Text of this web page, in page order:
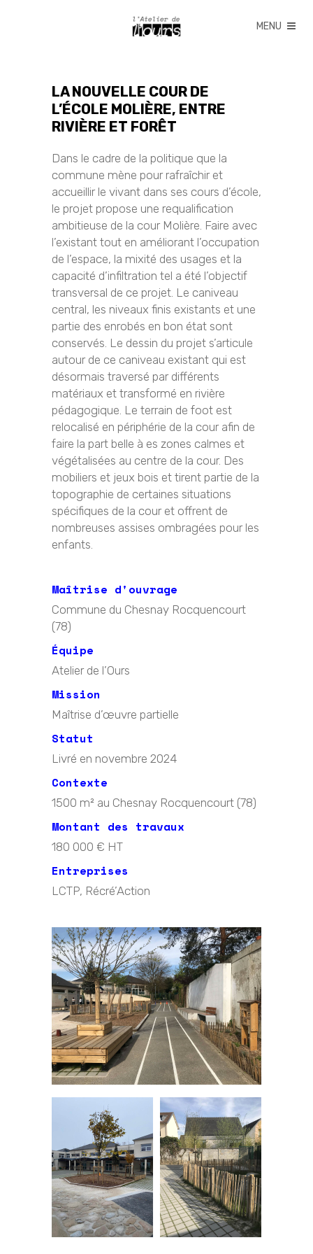
LA NOUVELLE COUR DE
L’ÉCOLE MOLIÈRE, ENTRE
RIVIÈRE ET FORÊT
Dans le cadre de la politique que la
commune mène pour rafraîchir et
accueillir le vivant dans ses cours d’école,
le projet propose une requalification
ambitieuse de la cour Molière. Faire avec
l’existant tout en améliorant l’occupation
de l’espace, la mixité des usages et la
capacité d’infiltration tel a été l’objectif
transversal de ce projet. Le caniveau
central, les niveaux finis existants et une
partie des enrobés en bon état sont
conservés. Le dessin du projet s’articule
autour de ce caniveau existant qui est
désormais traversé par différents
matériaux et transformé en rivière
pédagogique. Le terrain de foot est
relocalisé en périphérie de la cour afin de
faire la part belle à es zones calmes et
végétalisées au centre de la cour. Des
mobiliers et jeux bois et tirent partie de la
topographie de certaines situations
spécifiques de la cour et offrent de
nombreuses assises ombragées pour les
enfants.
Maîtrise d'ouvrage
Commune du Chesnay Rocquencourt
(78)
Équipe
Atelier de l’Ours
Mission
Maîtrise d’œuvre partielle
Statut
Livré en novembre 2024
Contexte
1500 m² au Chesnay Rocquencourt (78)
Montant des travaux
180 000 € HT
Entreprises
LCTP, Récré’Action